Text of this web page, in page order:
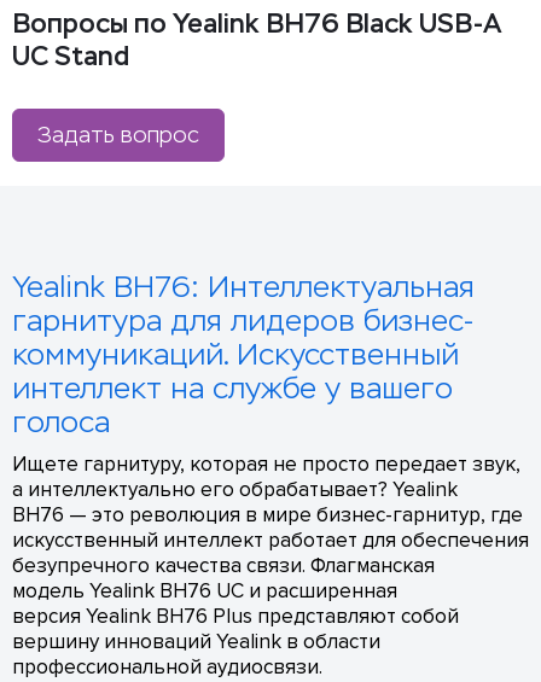
Вопросы по Yealink BH76 Black USB-A
UC Stand
Задать вопрос
Yealink BH76: Интеллектуальная
гарнитура для лидеров бизнес-
коммуникаций. Искусственный
интеллект на службе у вашего
голоса
Ищете гарнитуру, которая не просто передает звук,
а интеллектуально его обрабатывает? Yealink
BH76 — это революция в мире бизнес-гарнитур, где
искусственный интеллект работает для обеспечения
безупречного качества связи. Флагманская
модель Yealink BH76 UC и расширенная
версия Yealink BH76 Plus представляют собой
вершину инноваций Yealink в области
профессиональной аудиосвязи.